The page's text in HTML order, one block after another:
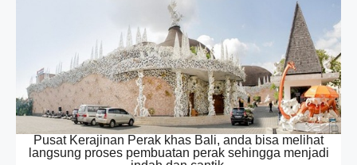
Pusat Kerajinan Perak khas Bali, anda bisa melihat
langsung proses pembuatan perak sehingga menjadi